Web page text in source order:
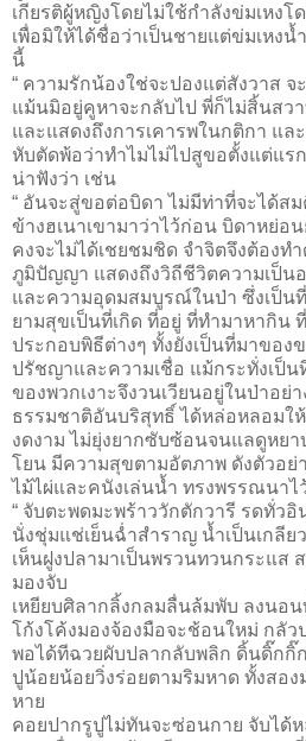
เกียรติผู้หญิงโดยไม่ใช้กำลังข่มเหงโ
เพื่อมิให้ได้ชื่อว่าเป็นชายแต่ข่มเหงน้
นี้
“ ความรักน้องใช่จะปองแต่สังวาส
แม้นมิอยู่คูหาจะกลับไป พี่ก็ไม่สิ้นสว
และแสดงถึงการเคารพในกติกา แล
หับตัดพ้อว่าทำไมไม่ไปสูขอตั้งแต่แร
น่าฟังว่า เช่น
“ อันจะสู่ขอต่อบิดา ไม่มีท่าที่จะได้ส
ข้างฮเนาเขามาว่าไว้ก่อน บิดาหย่อ
คงจะไม่ได้เชยชมชิด จำจิตจึงต้องทำ
ภูมิปัญญา แสดงถึงวิถีชีวิตความเป็น
และความอุดมสมบูรณ์ในป่า ซึ่งเป็น
ยามสุขเป็นที่เกิด ที่อยู่ ที่ทำมาหากิน
ประกอบพิธีต่างๆ ทั้งยังเป็นที่มาของ
ปรัชญาและความเชื่อ แม้กระทั่งเป็
ของพวกเงาะจึงวนเวียนอยู่ในป่าอย่
ธรรมชาติอันบริสุทธิ์ ได้หล่อหลอมให้
งดงาม ไม่ยุ่งยากซับซ้อนจนแลดูหย
โยน มีความสุขตามอัตภาพ ดังตัวอย่
ไม้ไผ่และคนังเล่นน้ำ ทรงพรรณนาไ
“ จับตะพดมะพร้าววักตักวารี รดทั่ว
นั่งชุ่มแช่เย็นฉ่ำสำราญ น้ำเป็นเกลีย
เห็นฝูงปลามาเป็นพรวนทวนกระแส
มองจับ
เหยียบศิลากลิ้งกลมลื่นล้มพับ ลงนอ
โก้งโค้งมองจ้องมือจะช้อนใหม่ กลัว
พอได้ทีฉวยผับปลากลับพลิก ดิ้นดิ๊กกิ๊
ปูน้อยน้อยวิ่งร่อยตามริมหาด ทั้งสอ
หาย
คอยปากรูปูไม่ทันจะซ่อนกาย จับได้